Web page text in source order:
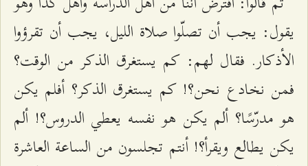
يقول: يجب أن تصلّوا صلاة الليل، يجب أن تقرؤوا
الأذكار. فقال لهم: كم يستغرق الذكر من الوقت؟
فمن نخادع نحن؟! كم يستغرق الذكر؟ أفلم يكن
هو مدرّسًا؟ ألم يكن هو نفسه يعطي الدروس؟! ألم
يكن يطالع ويقرأ؟! أنتم تجلسون من الساعة العاشرة